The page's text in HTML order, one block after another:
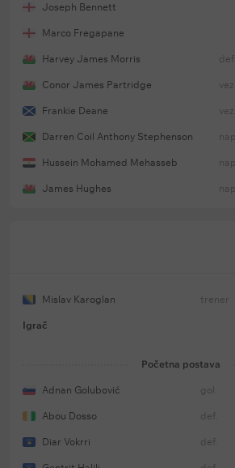
Joseph Bennett
Marco Fregapane
Harvey James Morris def.
Conor James Partridge vez.
Frankie Deane vez.
Darren Coil Anthony Stephenson nap.
Hussein Mohamed Mehasseb nap.
James Hughes nap.
Mislav Karoglan trener
Igrač
Početna postava
Adnan Golubović gol.
Abou Dosso def.
Diar Vokrri def.